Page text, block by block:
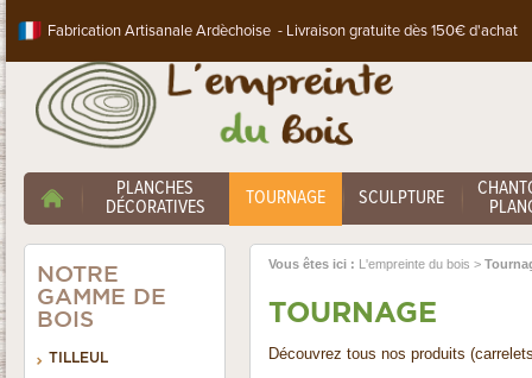
Fabrication Artisanale Ardèchoise - Livraison gratuite dès 150€ d'achat
PLANCHES
DÉCORATIVES TOURNAGE SCULPTURE
NOTRE
GAMME DE
BOIS
TILLEUL
Vous êtes ici : L'empreinte du bois >
TOURNAGE
Découvrez tous nos produits